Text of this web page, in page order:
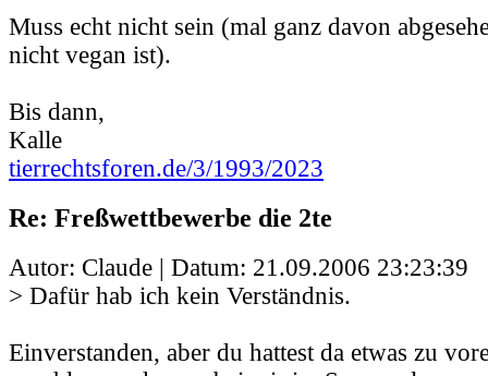
Muss echt nicht sein (mal ganz davon
nicht vegan ist).
Bis dann,
Kalle
tierrechtsforen.de/3/1993/2023
Re: Freßwettbewerbe die 2te
Autor: Claude | Datum: 21.09.2006 23:23:39
> Dafür hab ich kein Verständnis.
Einverstanden, aber du hattest da etwas zu